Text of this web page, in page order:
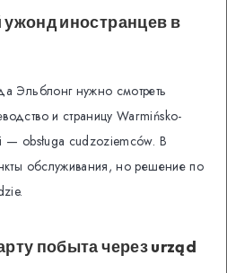
иностранцев в
Эльблонг нужно смотреть
и страницу Warmińsko-
obsługa cudzoziemców. В
обслуживания, но решение по
побыта через urząd